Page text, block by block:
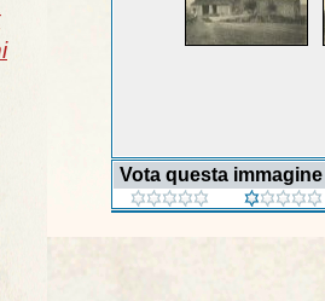
Vota questa immagine